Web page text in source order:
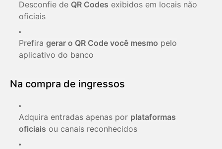
Desconfie de QR Codes exibidos em locais não
oficiais
Prefira gerar o QR Code você mesmo pelo
aplicativo do banco
Na compra de ingressos
Adquira entradas apenas por plataformas
oficiais ou canais reconhecidos